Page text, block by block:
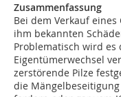
Zusammenfassung
Bei dem Verkauf
ihm bekannten
Problematisch wird es
Eigentümerwechsel
zerstörende Pilze
die